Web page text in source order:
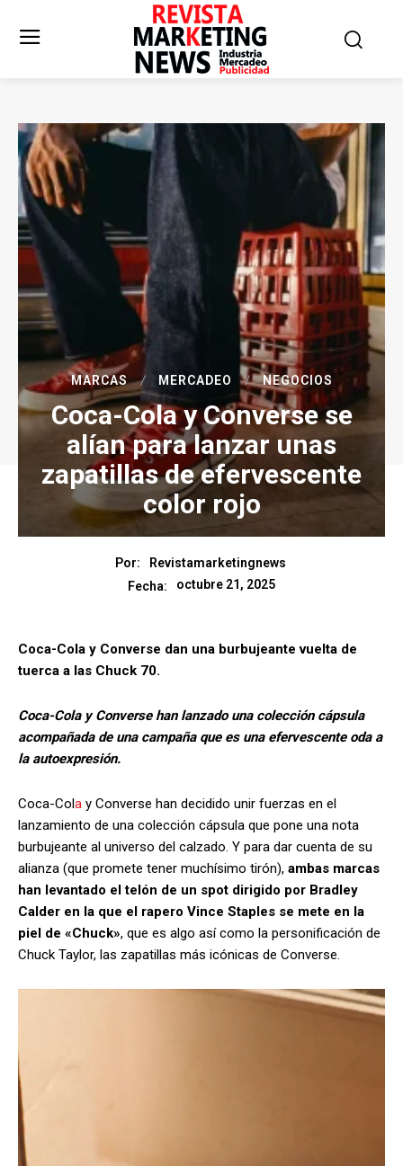
MARCAS MERCADEO NEGOCIOS
Coca-Cola y Converse se
alían para lanzar unas
zapatillas de efervescente
color rojo
Por:
Revistamarketingnews
Fecha:
octubre 21, 2025
Coca-Cola y Converse dan una burbujeante vuelta de
tuerca a las Chuck 70.
Coca-Cola y Converse han lanzado una colección cápsula
acompañada de una campaña que es una efervescente oda a
la autoexpresión.
Coca-Cola y Converse han decidido unir fuerzas en el
lanzamiento de una colección cápsula que pone una nota
burbujeante al universo del calzado. Y para dar cuenta de su
alianza (que promete tener muchísimo tirón), ambas marcas
han levantado el telón de un spot dirigido por Bradley
Calder en la que el rapero Vince Staples se mete en la
piel de «Chuck», que es algo así como la personificación de
Chuck Taylor, las zapatillas más icónicas de Converse.